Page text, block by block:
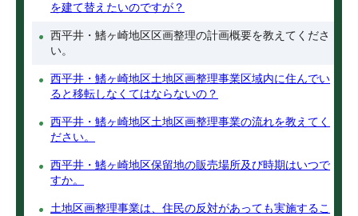
を建て替えたいのですが？
西平井・鰭ヶ崎地区区画整理の計画概要を教えてくださ
い。
西平井・鰭ヶ崎地区土地区画整理事業区域内に住んでい
ると移転しなくてはならないの？
西平井・鰭ヶ崎地区土地区画整理事業の流れを教えてく
ださい。
西平井・鰭ヶ崎地区保留地の販売場所及び時期はいつで
すか。
土地区画整理事業は、住民の反対があっても実施するこ